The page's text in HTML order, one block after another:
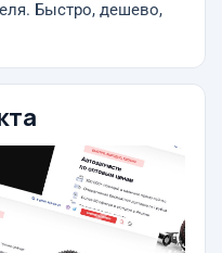
Быстро, дешево,